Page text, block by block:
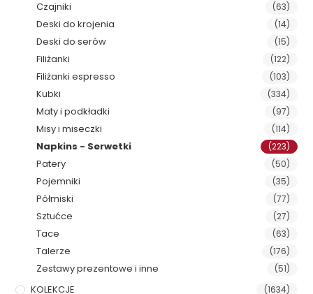
Czajniki (63)
Deski do krojenia (14)
Deski do serów (15)
Filiżanki (122)
Filiżanki espresso (103)
Kubki (334)
Maty i podkładki (97)
Misy i miseczki (114)
Napkins - Serwetki (223)
Patery (50)
Pojemniki (35)
Półmiski (77)
Sztućce (27)
Tace (63)
Talerze (176)
Zestawy prezentowe i inne (51)
KOLEKCJE (1634)